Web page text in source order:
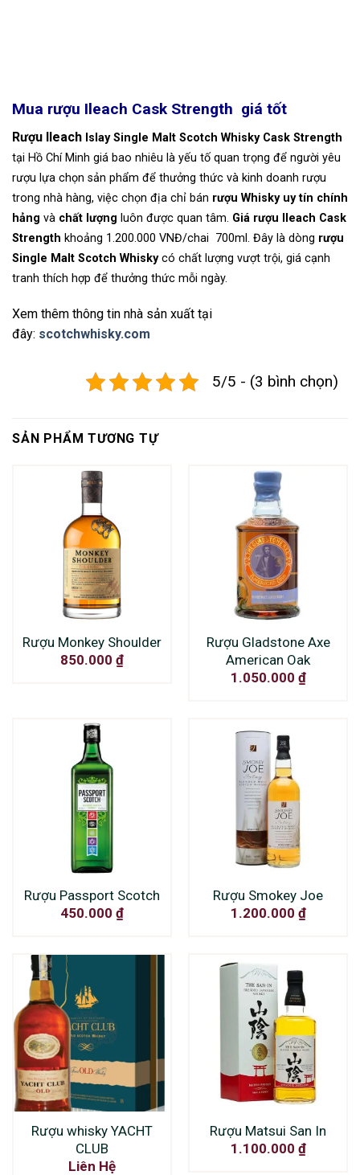
Mua rượu Ileach Cask Strength giá tốt
Rượu Ileach IslaySingle Malt Scotch Whisky Cask Strength
tại Hồ Chí Minh giá bao nhiêu là yếu tố quan trọng để người yêu
rượu lựa chọn sản phẩm để thưởng thức và kinh doanh rượu
trong nhà hàng, việc chọn địa chỉ bán rượu Whisky uy tín chính
hảng và chất lượng luôn được quan tâm. Giá rượu Ileach Cask
Strength khoảng 1.200.000 VNĐ/chai 700ml. Đây là dòng rượu
Single Malt Scotch Whiskycó chất lượng vượt trội, giá cạnh
tranh thích hợp để thưởng thức mỗi ngày.
Xem thêm thông tin nhà sản xuất tại
đây: scotchwhisky.com
5/5 - (3 bình chọn)
SẢN PHẨM TƯƠNG TỰ
Rượu Monkey Shoulder
850.000 ₫
Rượu Gladstone Axe
American Oak
1.050.000 ₫
Rượu Passport Scotch
450.000 ₫
Rượu Smokey Joe
1.200.000 ₫
Rượu whisky YACHT
CLUB
Liên Hệ
Rượu Matsui San In
1.100.000 ₫